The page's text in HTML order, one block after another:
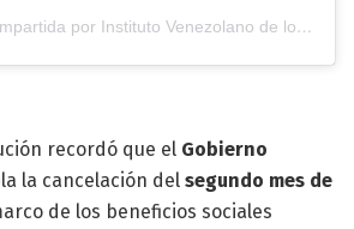
Una publicación compartida por Instituto Venezolano de los Seguros Sociales (@ivss_ve)
recordó que el Gobierno
la cancelación del segundo mes de
de los beneficios sociales